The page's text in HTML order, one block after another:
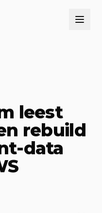
leest
rebuild
data